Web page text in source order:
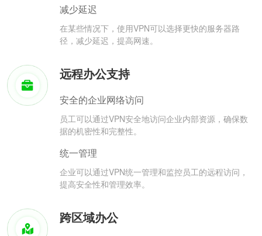
减少延迟
在某些情况下，使用VPN可以选择更快的服务器路
径，减少延迟，提高网速。
远程办公支持
安全的企业网络访问
员工可以通过VPN安全地访问企业内部资源，确保数
据的机密性和完整性。
统一管理
企业可以通过VPN统一管理和监控员工的远程访问，
提高安全性和管理效率。
跨区域办公